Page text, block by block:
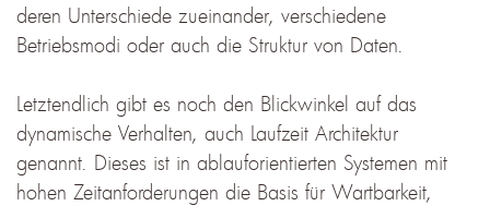
deren Unterschiede zueinander, verschiedene
Betriebsmodi oder auch die Struktur von Daten.
Letztendlich gibt es noch den Blickwinkel auf das
dynamische Verhalten, auch Laufzeit Architektur
genannt. Dieses ist in ablauforientierten Systemen mit
hohen Zeitanforderungen die Basis für Wartbarkeit,